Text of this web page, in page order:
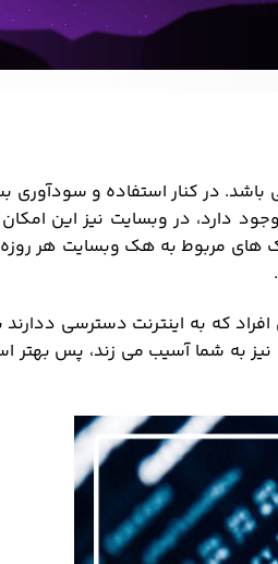
در کنار استفاده و
دارد، در وبسایت نیز این
های مربوط به هک وبسایت هر
که به اینترنت دسترسی
به شما آسیب می زند، پس بهتر